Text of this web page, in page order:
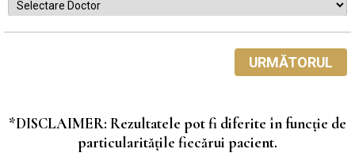
URMĂTORUL
*DISCLAIMER: Rezultatele pot fi diferite în funcție de
particularitățile fiecărui pacient.